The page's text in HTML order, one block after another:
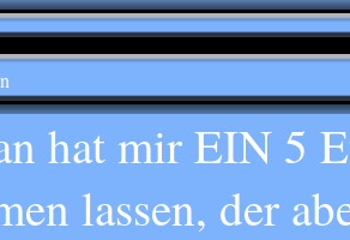
hat mir EIN 5
lassen, der